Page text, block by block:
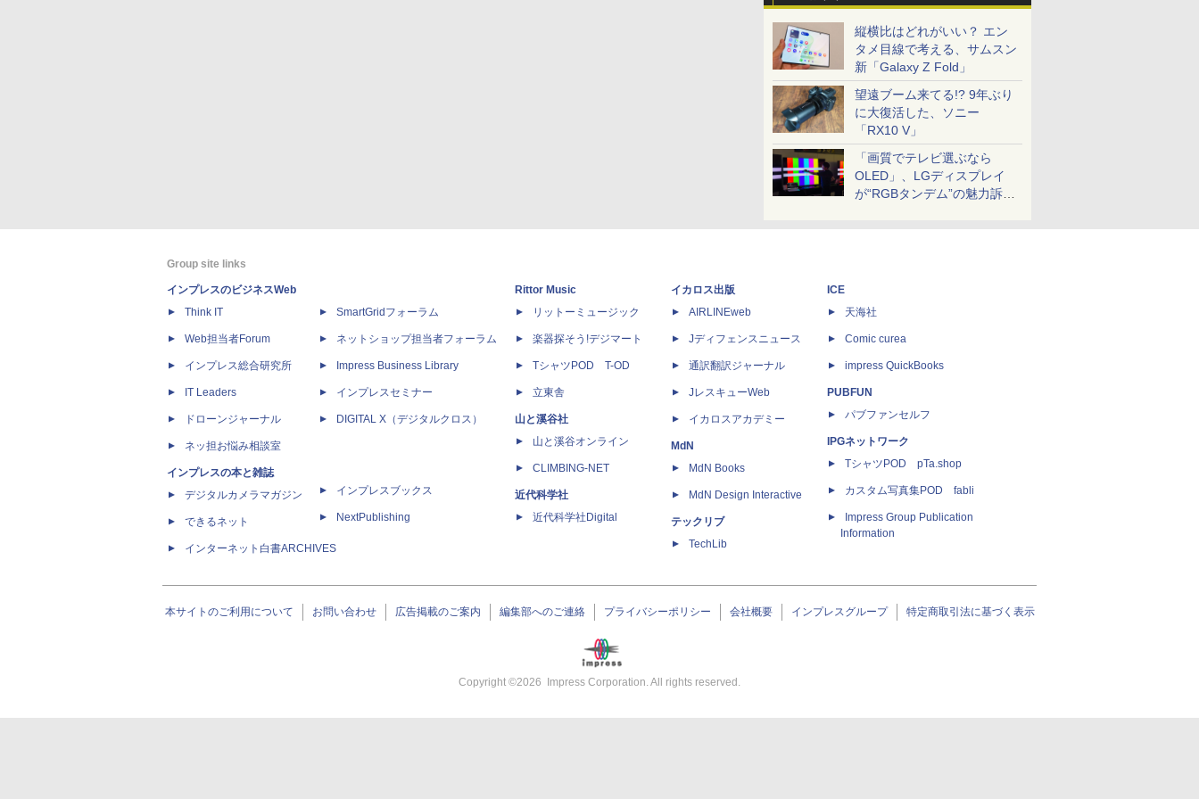
縦横比はどれがいい？ エン
タメ目線で考える、サムスン
新「Galaxy Z Fold」
望遠ブーム来てる!? 9年ぶり
に大復活した、ソニー
「RX10 V」
「画質でテレビ選ぶなら
OLED」、LGディスプレイ
が“RGBタンデム”の魅力訴
Group site links
インプレスのビジネスWeb
Think IT
Web担当者Forum
インプレス総合研究所
IT Leaders
ドローンジャーナル
ネッ担お悩み相談室
インプレスの本と雑誌
デジタルカメラマガジン
できるネット
インターネット白書ARCHIVES
SmartGridフォーラム
ネットショップ担当者フォーラム
Impress Business Library
インプレスセミナー
DIGITAL X（デジタルクロス）
インプレスブックス
NextPublishing
Rittor Music
リットーミュージック
楽器探そう!デジマート
TシャツPOD T-OD
立東舎
山と溪谷社
山と溪谷オンライン
CLIMBING-NET
近代科学社
近代科学社Digital
イカロス出版
AIRLINEweb
Jディフェンスニュース
通訳翻訳ジャーナル
JレスキューWeb
イカロスアカデミー
MdN
MdN Books
MdN Design Interactive
テックリブ
TechLib
ICE
天海社
Comic curea
impress QuickBooks
PUBFUN
パブファンセルフ
IPGネットワーク
TシャツPOD pTa.shop
カスタム写真集POD fabli
Impress Group Publication
Information
本サイトのご利用について お問い合わせ 広告掲載のご案内 編集部へのご連絡 プライバシーポリシー 会社概要 インプレスグループ 特定商取引法に基づく表示
Copyright ©2026 Impress Corporation. All rights reserved.